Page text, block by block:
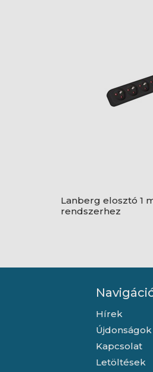
Lanberg elosztó 1
rendszerhez
Hírek
Újdonságok
Kapcsolat
Letöltések